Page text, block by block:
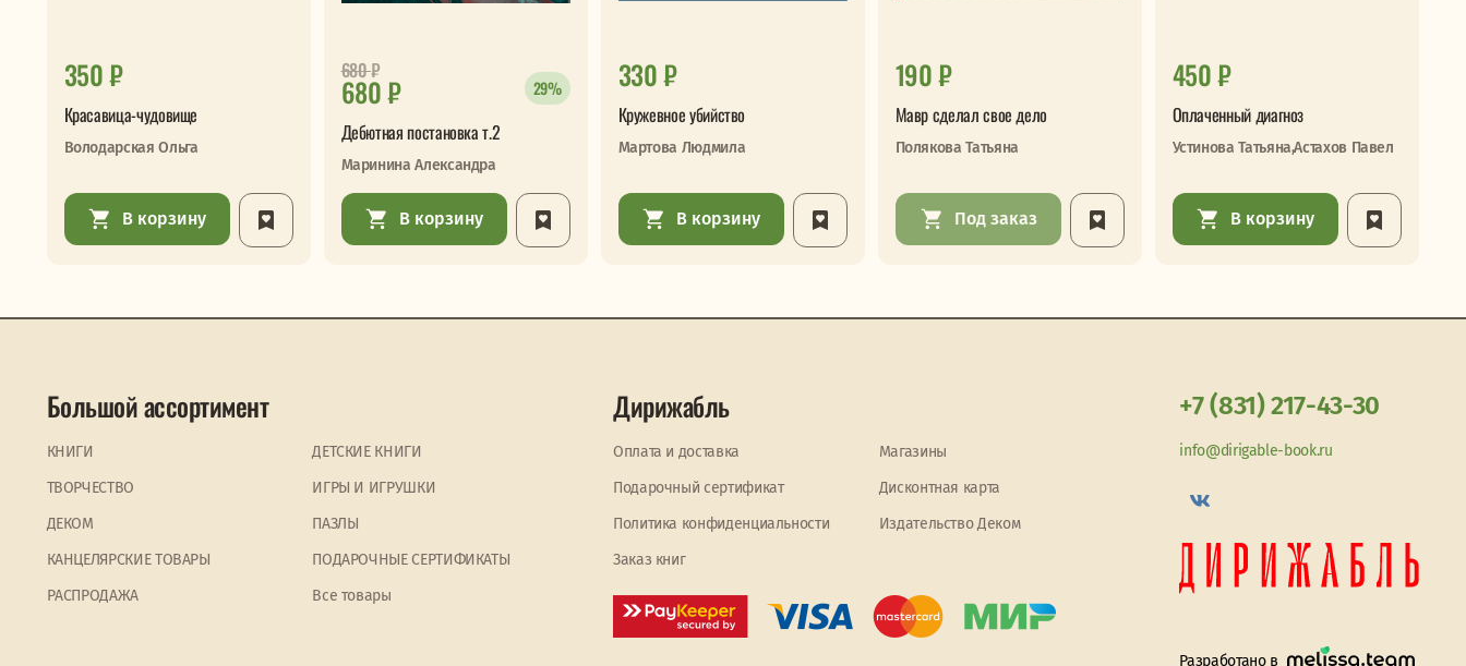
350 ₽
Красавица-чудовище
Володарская Ольга
В корзину
680 ₽
680₽
29%
Дебютная постановка т.2
Маринина Александра
В корзину
330 ₽
Кружевное убийство
Мартова Людмила
В корзину
190 ₽
Мавр сделал свое дело
Полякова Татьяна
Под заказ
450 ₽
Оплаченный диагноз
Устинова Татьяна,Астахов Павел
В корзину
Большой ассортимент
КНИГИ
ДЕТСКИЕ КНИГИ
ТВОРЧЕСТВО
ИГРЫ И ИГРУШКИ
ДЕКОМ
ПАЗЛЫ
КАНЦЕЛЯРСКИЕ ТОВАРЫ
ПОДАРОЧНЫЕ СЕРТИФИКАТЫ
PАСПРОДАЖА
Все товары
Дирижабль
Оплата и доставка
Магазины
Подарочный сертификат
Дисконтная карта
Политика конфиденциальности
Издательство Деком
Заказ книг
+7 (831) 217-43-30
info@dirigable-book.ru
Разработано в